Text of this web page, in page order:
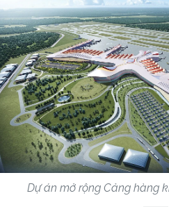
Dự án mở rộng Cảng hàng